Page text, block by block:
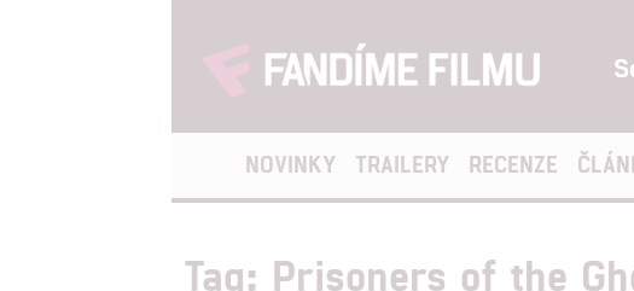
NOVINKY TRAILERY RECENZE
Tag: Prisoners of the